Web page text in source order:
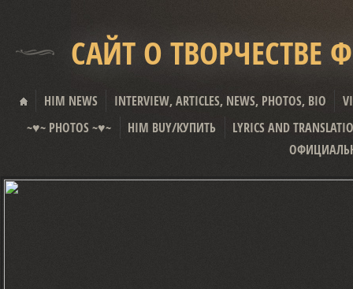
САЙТ О ТВОРЧЕСТВЕ
HIM NEWS INTERVIEW, ARTICLES, NEWS, PHOTOS, BIO
~♥~ PHOTOS ~♥~
HIM BUY/КУПИТЬ
LYRICS AND